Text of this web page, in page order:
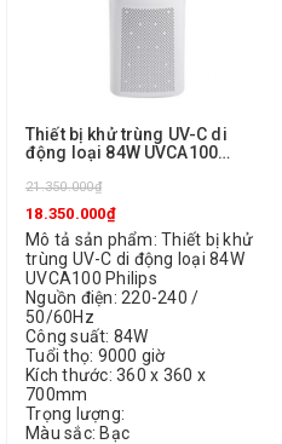
Thiết bị khử trùng UV-C di
động loại 84W UVCA100
21.350.000₫
18.350.000₫
Mô tả sản phẩm: Thiết bị khử
trùng UV-C di động loại 84W
UVCA100 Philips
Nguồn điện: 220-240 /
50/60Hz
Công suất: 84W
Tuổi thọ: 9000 giờ
Kích thước: 360 x 360 x
700mm
Trọng lượng:
Màu sắc: Bạc